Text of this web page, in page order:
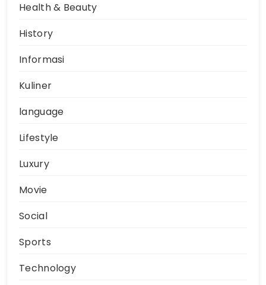
Health & Beauty
History
Informasi
Kuliner
language
Lifestyle
Luxury
Movie
Social
Sports
Technology